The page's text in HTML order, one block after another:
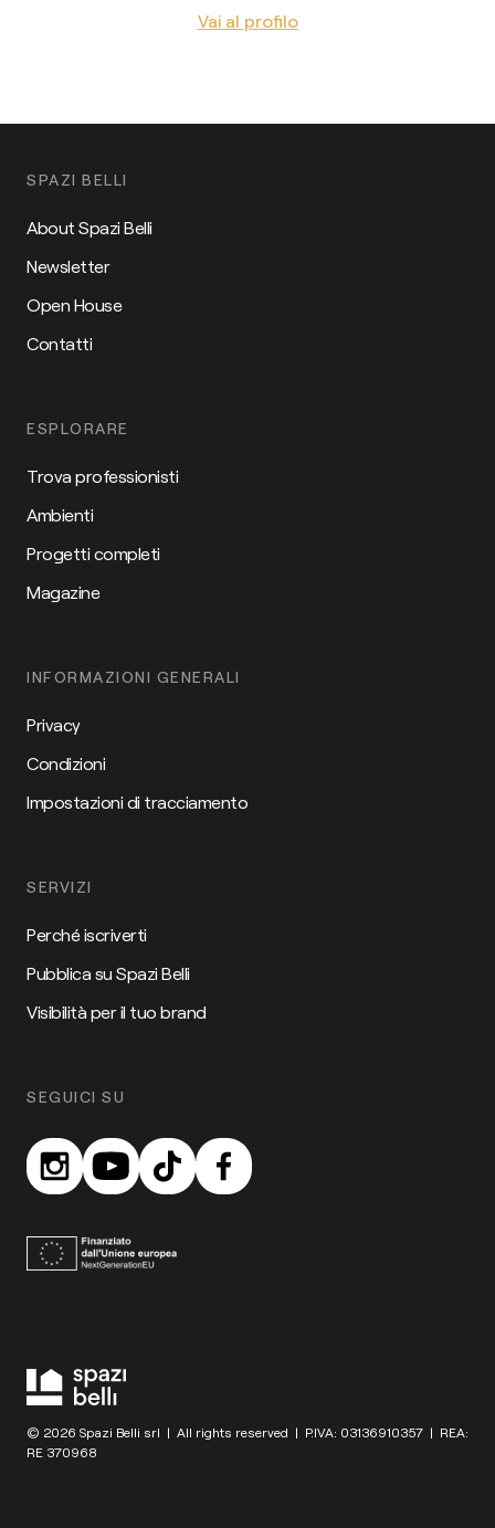
Vai al profilo
SPAZI BELLI
About Spazi Belli
Newsletter
Open House
Contatti
ESPLORARE
Trova professionisti
Ambienti
Progetti completi
Magazine
INFORMAZIONI GENERALI
Privacy
Condizioni
Impostazioni di tracciamento
SERVIZI
Perché iscriverti
Pubblica su Spazi Belli
Visibilità per il tuo brand
SEGUICI SU
© 2026 Spazi Belli srl | All rights reserved | P.IVA: 03136910357 | REA:
RE 370968